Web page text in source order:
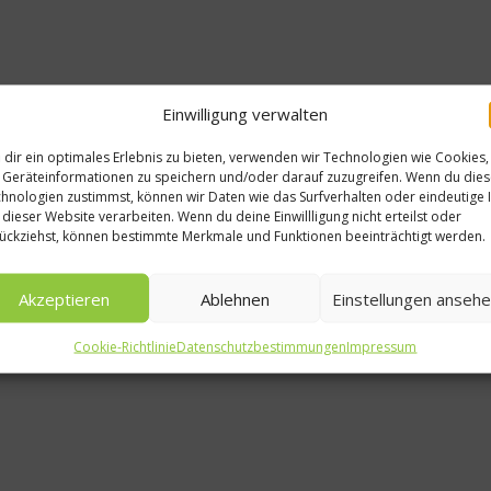
Einwilligung verwalten
dir ein optimales Erlebnis zu bieten, verwenden wir Technologien wie Cookies,
Geräteinformationen zu speichern und/oder darauf zuzugreifen. Wenn du
zustimmst, können wir Daten wie das Surfverhalten oder eindeutige
dieser Website verarbeiten. Wenn du deine Einwillligung nicht erteilst oder
können bestimmte Merkmale und Funktionen beeinträchtigt werden.
Akzeptieren Ablehnen Einstellungen
Cookie-RichtlinieDatenschutzbestimmungenImpressum